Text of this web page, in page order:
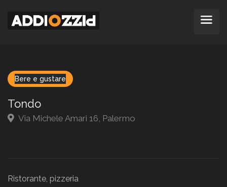
Bere e gustare
Tondo
Via Michele Amari 16, Palermo
Ristorante, pizzeria